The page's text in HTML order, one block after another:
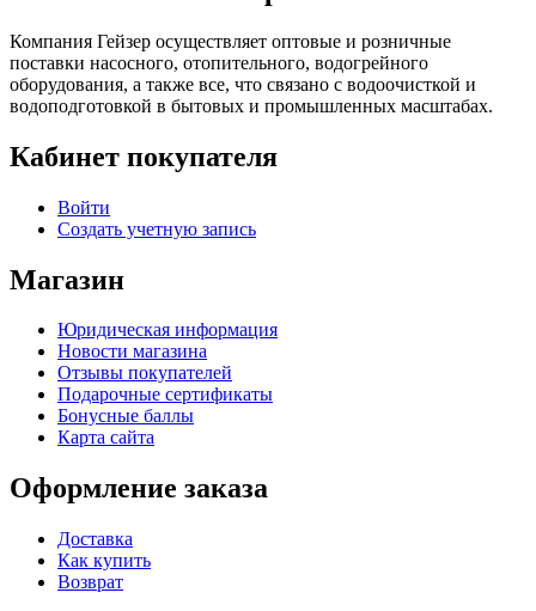
Компания Гейзер осуществляет оптовые и розничные
поставки насосного, отопительного, водогрейного
оборудования, а также все, что связано с водоочисткой и
водоподготовкой в бытовых и промышленных масштабах.
Кабинет покупателя
Войти
Создать учетную запись
Магазин
Юридическая информация
Новости магазина
Отзывы покупателей
Подарочные сертификаты
Бонусные баллы
Карта сайта
Оформление заказа
Доставка
Как купить
Возврат